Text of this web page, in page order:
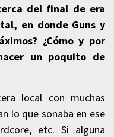
del final de era
en donde Guns y
¿Cómo y por
un poquito de
local con muchas
lo que sonaba en ese
etc. Si alguna